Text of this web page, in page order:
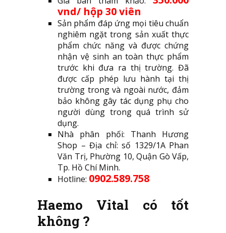
vnd/ hộp 30 viên
Sản phẩm đáp ứng mọi tiêu chuẩn
nghiêm ngặt trong sản xuất thực
phẩm chức năng và được chứng
nhận vệ sinh an toàn thực phẩm
trước khi đưa ra thị trường. Đã
được cấp phép lưu hành tại thị
trường trong và ngoài nước, đảm
bảo không gây tác dụng phụ cho
người dùng trong quá trình sử
dụng.
Nhà phân phối: Thanh Hương
Shop – Địa chỉ: số 1329/1A Phan
Văn Trị, Phường 10, Quận Gò Vấp,
Tp. Hồ Chí Minh.
Hotline: 0902.589.758
Haemo Vital có tốt
không ?